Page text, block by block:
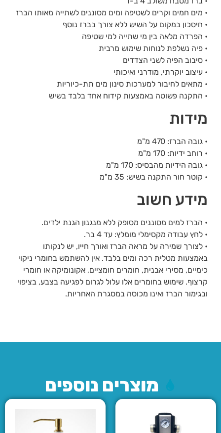
• מים חמים וקרים לשטיפה ומים מסוננים לשתייה מאותו הברז
• חיסכון במקום על השיש ללא צורך בברז נוסף
• הפרדה מלאה בין מי שתייה למי שטיפה
• פיה נשלפת לנוחות שימוש מרבית
• סיבוב הפיה לשני הצדדים
• עיצוב יוקרתי, מודרני ואיכותי
• מתאים לחיבור למערכות סינון מים תת-כיוריות
• התקנה פשוטה באמצעות קידוח אחד בלבד בשיש
מידות
• גובה הברז: 470 מ"מ
• רוחב ידיות: 170 מ"מ
• גובה הידיות מהבסיס: 170 מ"מ
• קוטר חור התקנה בשיש: 35 מ"מ
מידע חשוב
• הברז למים מסוננים מסופק ללא מנגנון הגנת ילדים.
• לחץ עבודה מקסימלי מומלץ: עד 4 בר.
• לצורך שמירה על מראה הברז ואורך חייו, יש לנקותו
באמצעות מטלית רכה ומים בלבד. אין להשתמש בחומרי ניקוי
כימיים, מסירי אבנית, חומרים חומציים, אקונומיקה או חומרי
קרצוף. שימוש בחומרים אלו עלול לגרום לפגיעה בצבע, בציפוי
ובגימור הברז ואינו מכוסה במסגרת האחריות.
מוצרים נוספים